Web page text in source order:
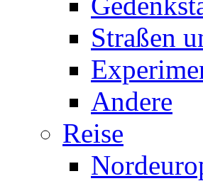
Straßen
Andere
Reise